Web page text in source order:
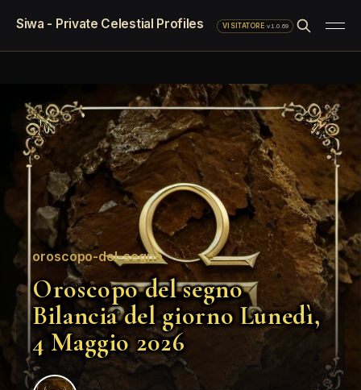
Siwa - Private Celestial Profiles VISITATORE·v1.0.69
oroscopo-del-segno
Oroscopo del segno
Bilancia del giorno Lunedì,
4 Maggio 2026